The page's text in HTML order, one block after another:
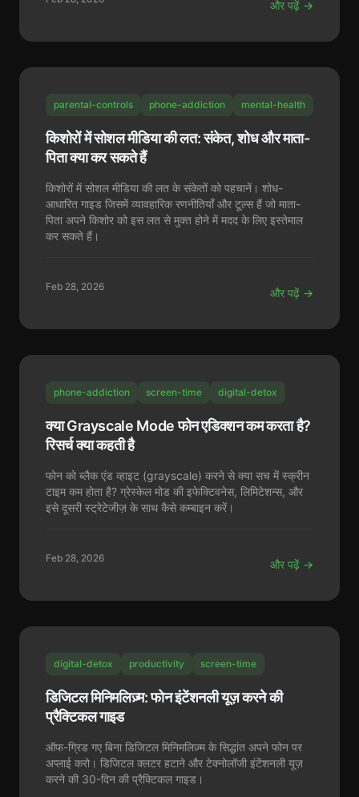
और पढ़ें →
parental-controls phone-addiction mental-health
किशोरों में सोशल मीडिया की लत: संकेत, शोध और माता-
पिता क्या कर सकते हैं
किशोरों में सोशल मीडिया की लत के संकेतों को पहचानें। शोध-
आधारित गाइड जिसमें व्यावहारिक रणनीतियाँ और टूल्स हैं जो माता-
पिता अपने किशोर को इस लत से मुक्त होने में मदद के लिए इस्तेमाल
कर सकते हैं।
Feb 28, 2026 और पढ़ें →
phone-addiction screen-time digital-detox
क्या Grayscale Mode फोन एडिक्शन कम करता है?
रिसर्च क्या कहती है
फोन को ब्लैक एंड व्हाइट (grayscale) करने से क्या सच में स्क्रीन
टाइम कम होता है? ग्रेस्केल मोड की इफेक्टिवनेस, लिमिटेशन्स, और
इसे दूसरी स्ट्रेटेजीज़ के साथ कैसे कम्बाइन करें।
Feb 28, 2026 और पढ़ें →
digital-detox productivity screen-time
डिजिटल मिनिमलिज़्म: फोन इंटेंशनली यूज़ करने की
प्रैक्टिकल गाइड
ऑफ-ग्रिड गए बिना डिजिटल मिनिमलिज़्म के सिद्धांत अपने फोन पर
अप्लाई करो। डिजिटल क्लटर हटाने और टेक्नोलॉजी इंटेंशनली यूज़
करने की 30-दिन की प्रैक्टिकल गाइड।